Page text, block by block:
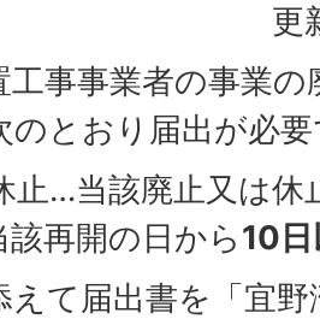
更
工事事業者の事業
のとおり届出が必
止…当該廃止又は休
再開の日から10
えて届出書を「宜